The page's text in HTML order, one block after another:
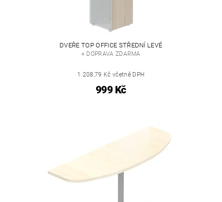
DVEŘE TOP OFFICE STŘEDNÍ LEVÉ
+ DOPRAVA ZDARMA
1 208,79 Kč včetně DPH
999 Kč